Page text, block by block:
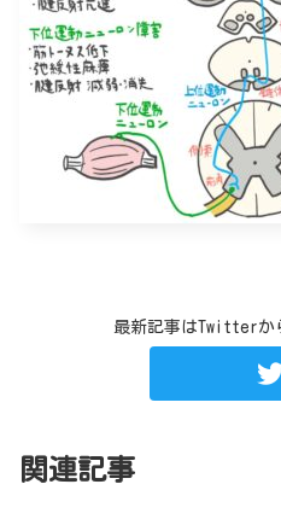
最新記事はTwitterか
関連記事